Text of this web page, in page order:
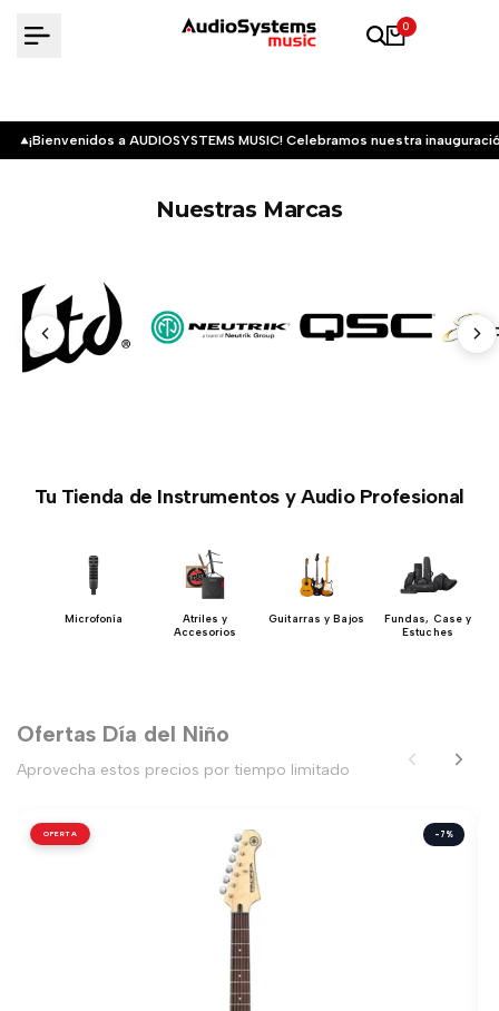
0
¡Bienvenidos a AUDIOSYSTEMS MUSIC! Celebramos nuestra
Nuestras Marcas
Tu Tienda de Instrumentos y Audio Profesional
Microfonía
Atriles y
Accesorios
Guitarras y Bajos
Fundas, Case y
Estuches
Ofertas Día del Niño
Aprovecha estos precios por tiempo limitado
OFERTA -7%